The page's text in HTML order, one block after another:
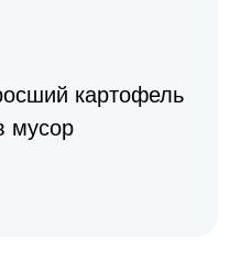
картофель
мусор